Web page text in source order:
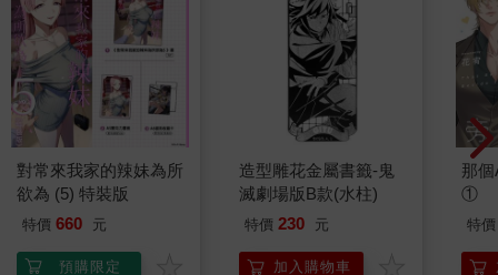
對常來我家的辣妹為所
欲為 (5) 特裝版
特價 660 元
預購限定
造型雕花金屬書籤-鬼
滅劇場版B款(水柱)
特價 230 元
加入購物車
那
①
特價